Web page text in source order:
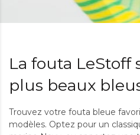
La fouta LeStoff
plus beaux
Trouvez votre fouta bleue
modèles. Optez pour un